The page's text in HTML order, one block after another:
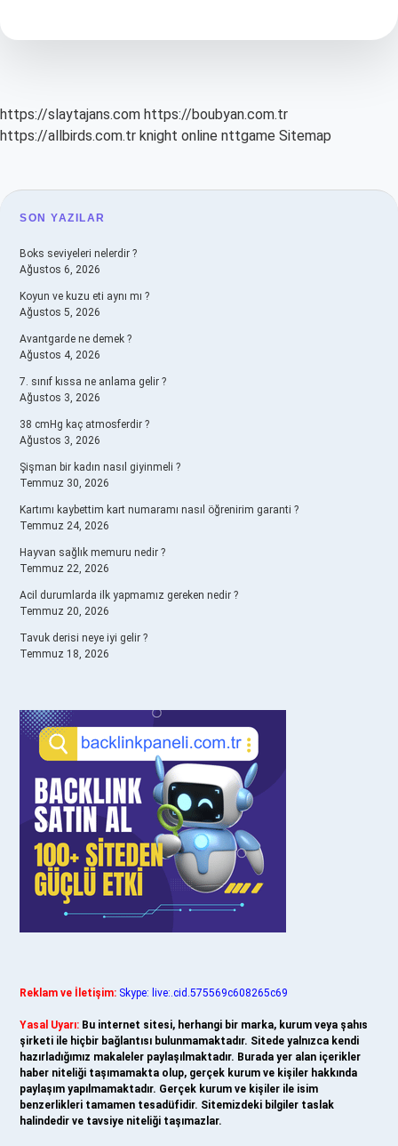
TDK
https://slaytajans.com https://boubyan.com.tr
https://allbirds.com.tr knight online nttgame Sitemap
SIDEBAR
SON YAZILAR
Boks seviyeleri nelerdir ?
Ağustos 6, 2026
Koyun ve kuzu eti aynı mı ?
Ağustos 5, 2026
Avantgarde ne demek ?
Ağustos 4, 2026
7. sınıf kıssa ne anlama gelir ?
Ağustos 3, 2026
38 cmHg kaç atmosferdir ?
Ağustos 3, 2026
Şişman bir kadın nasıl giyinmeli ?
Temmuz 30, 2026
Kartımı kaybettim kart numaramı nasıl öğrenirim garanti ?
Temmuz 24, 2026
Hayvan sağlık memuru nedir ?
Temmuz 22, 2026
Acil durumlarda ilk yapmamız gereken nedir ?
Temmuz 20, 2026
Tavuk derisi neye iyi gelir ?
Temmuz 18, 2026
Reklam ve İletişim: Skype: live:.cid.575569c608265c69
Yasal Uyarı: Bu internet sitesi, herhangi bir marka, kurum veya şahıs
şirketi ile hiçbir bağlantısı bulunmamaktadır. Sitede yalnızca kendi
hazırladığımız makaleler paylaşılmaktadır. Burada yer alan içerikler
haber niteliği taşımamakta olup, gerçek kurum ve kişiler hakkında
paylaşım yapılmamaktadır. Gerçek kurum ve kişiler ile isim
benzerlikleri tamamen tesadüfidir. Sitemizdeki bilgiler taslak
halindedir ve tavsiye niteliği taşımazlar.